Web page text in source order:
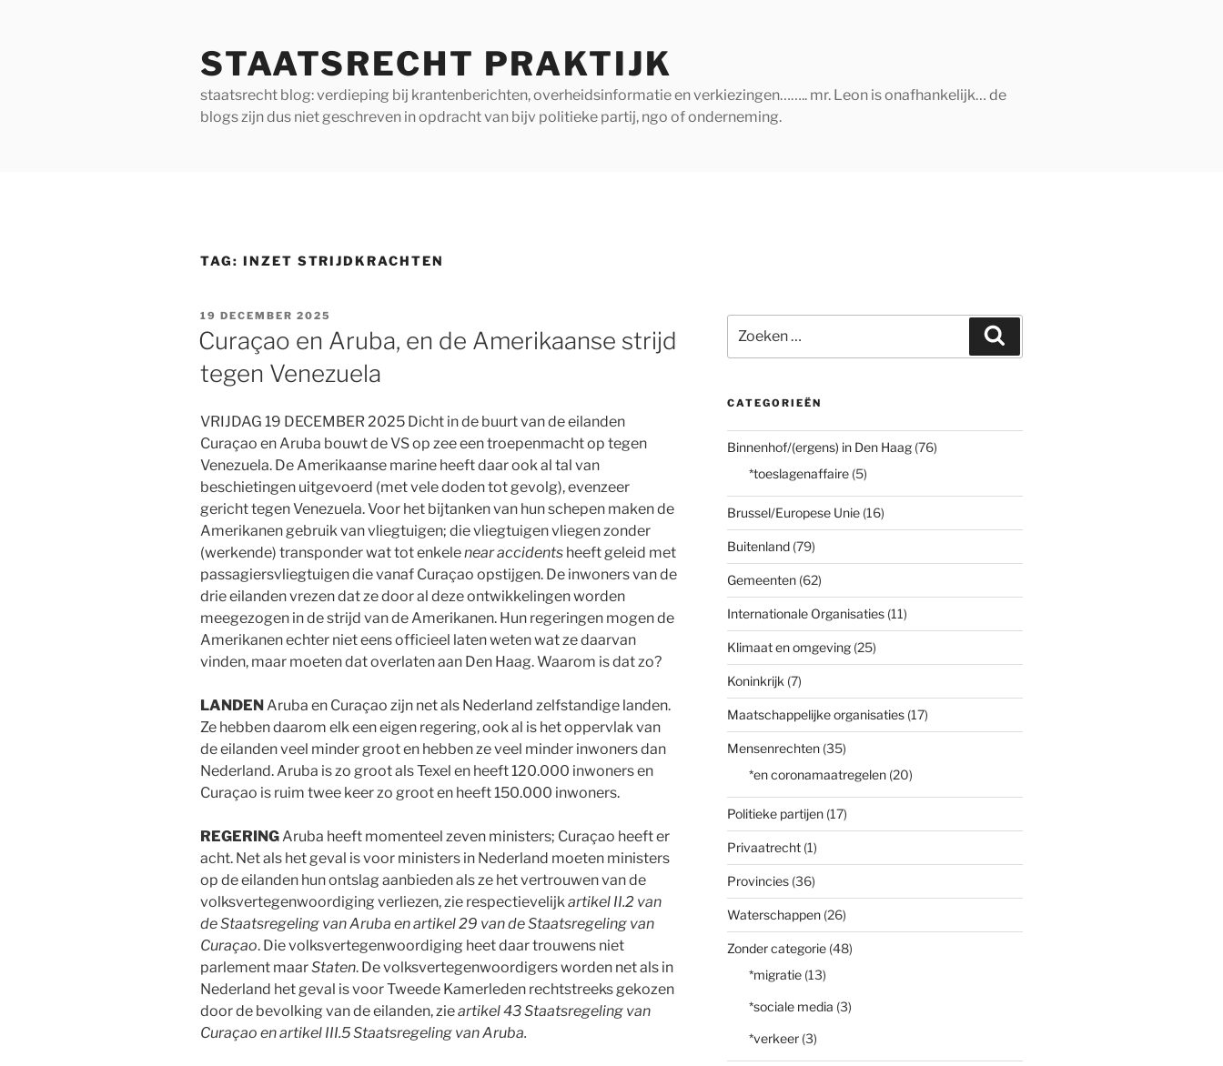
STAATSRECHT PRAKTIJK
staatsrecht blog: verdieping bij krantenberichten, overheidsinformatie en verkiezingen…….. mr. Leon is onafhankelijk… de
blogs zijn dus niet geschreven in opdracht van bijv politieke partij, ngo of onderneming.
TAG: INZET STRIJDKRACHTEN
GEPLAATST
OP
19 DECEMBER 2025
Curaçao en Aruba, en de Amerikaanse strijd
tegen Venezuela
VRIJDAG 19 DECEMBER 2025 Dicht in de buurt van de eilanden
Curaçao en Aruba bouwt de VS op zee een troepenmacht op tegen
Venezuela. De Amerikaanse marine heeft daar ook al tal van
beschietingen uitgevoerd (met vele doden tot gevolg), evenzeer
gericht tegen Venezuela. Voor het bijtanken van hun schepen maken de
Amerikanen gebruik van vliegtuigen; die vliegtuigen vliegen zonder
(werkende) transponder wat tot enkelenearaccidents heeft geleid met
passagiersvliegtuigen die vanaf Curaçao opstijgen. De inwoners van de
drie eilanden vrezen dat ze door al deze ontwikkelingen worden
meegezogen in de strijd van de Amerikanen. Hun regeringen mogen de
Amerikanen echter niet eens officieel laten weten wat ze daarvan
vinden, maar moeten dat overlaten aan Den Haag. Waarom is dat zo?
LANDEN Aruba en Curaçao zijn net als Nederland zelfstandige landen.
Ze hebben daarom elk een eigen regering, ook al is het oppervlak van
de eilanden veel minder groot en hebben ze veel minder inwoners dan
Nederland. Aruba is zo groot als Texel en heeft 120.000 inwoners en
Curaçao is ruim twee keer zo groot en heeft 150.000 inwoners.
REGERING Aruba heeft momenteel zeven ministers; Curaçao heeft er
acht. Net als het geval is voor ministers in Nederland moeten ministers
op de eilanden hun ontslag aanbieden als ze het vertrouwen van de
volksvertegenwoordiging verliezen, zie respectievelijk artikel II.2 van
de Staatsregeling vanAruba en artikel 29 van de Staatsregeling van
Curaçao. Die volksvertegenwoordiging heet daar trouwens niet
parlement maarStaten. De volksvertegenwoordigers worden net als in
Nederland het geval is voor Tweede Kamerleden rechtstreeks gekozen
door de bevolking van de eilanden, zieartikel 43 Staatsregeling van
Curaçao en artikel III.5 Staatsregeling van Aruba.
naar:
CATEGORIEËN
Binnenhof/(ergens) in Den Haag(76)
*toeslagenaffaire(5)
Brussel/Europese Unie(16)
Buitenland(79)
Gemeenten(62)
Internationale Organisaties(11)
Klimaat en omgeving(25)
Koninkrijk (7)
Maatschappelijke organisaties(17)
Mensenrechten(35)
*en coronamaatregelen(20)
Politieke partijen(17)
Privaatrecht(1)
Provincies(36)
Waterschappen(26)
Zonder categorie(48)
*migratie(13)
*sociale media (3)
*verkeer(3)